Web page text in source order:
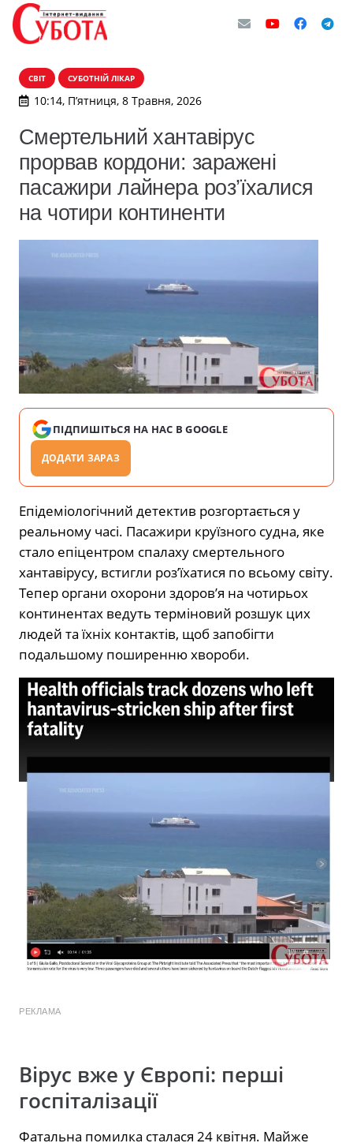
СВІТ СУБОТНІЙ ЛІКАР
10:14, П’ятниця, 8 Травня, 2026
Смертельний хантавірус
прорвав кордони: заражені
пасажири лайнера роз’їхалися
на чотири континенти
ПІДПИШІТЬСЯ НА НАС В GOOGLE
ДОДАТИ ЗАРАЗ
Епідеміологічний детектив розгортається у
реальному часі. Пасажири круїзного судна, яке
стало епіцентром спалаху смертельного
хантавірусу, встигли роз’їхатися по всьому світу.
Тепер органи охорони здоров’я на чотирьох
континентах ведуть терміновий розшук цих
людей та їхніх контактів, щоб запобігти
подальшому поширенню хвороби.
РЕКЛАМА
Вірус вже у Європі: перші
госпіталізації
Фатальна помилка сталася 24 квітня. Майже